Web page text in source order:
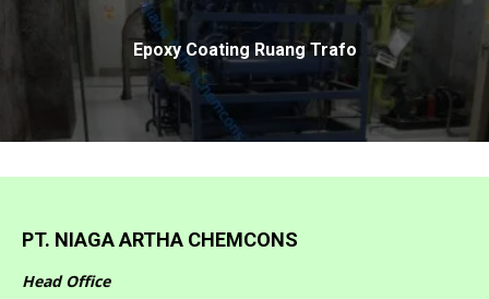
#shorts #fireproofing #semarang #kontraktor
00:12
#shorts #epoxy #epoxyresin #epoxylantai
00:16
#indonesiamaju #keajaibandunia #bekasi
Epoxy Coating Ruang Trafo
PT. NIAGA ARTHA CHEMCONS
Head Office